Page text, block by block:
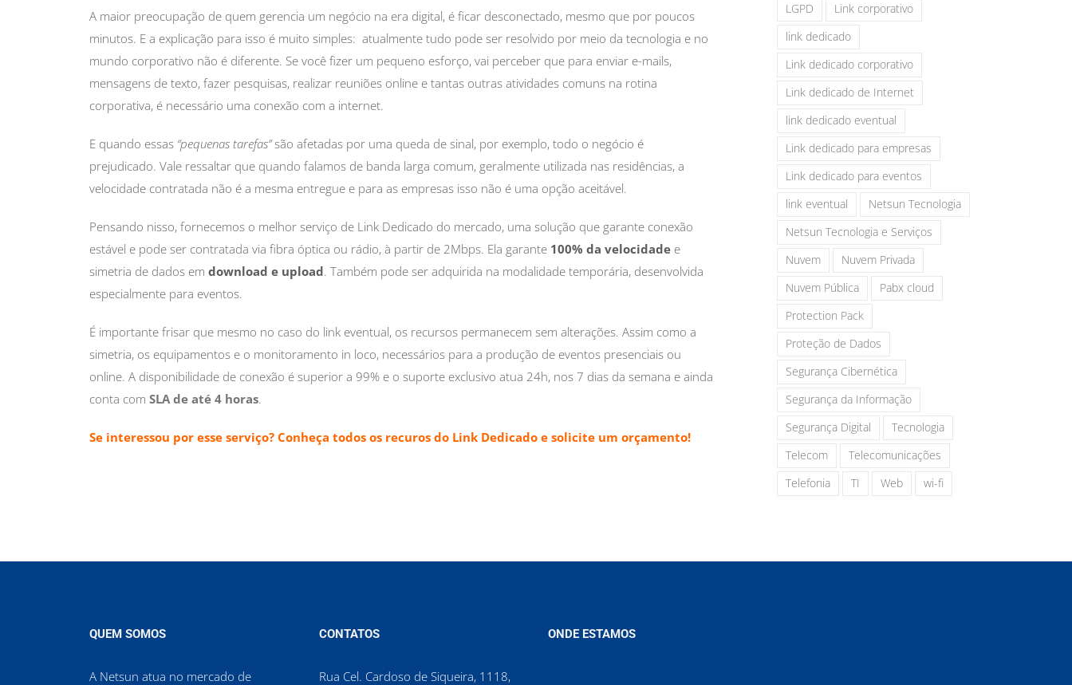
A maior preocupação de quem gerencia um negócio na era digital, é ficar desconectado, mesmo que por poucos
minutos. E a explicação para isso é muito simples: atualmente tudo pode ser resolvido por meio da tecnologia e no
mundo corporativo não é diferente. Se você fizer um pequeno esforço, vai perceber que para enviar e-mails,
mensagens de texto, fazer pesquisas, realizar reuniões online e tantas outras atividades comuns na rotina
corporativa, é necessário uma conexão com a internet.
E quando essas “pequenas tarefas”são afetadas por uma queda de sinal, por exemplo, todo o negócio é
prejudicado. Vale ressaltar que quando falamos de banda larga comum, geralmente utilizada nas residências, a
velocidade contratada não é a mesma entregue e para as empresas isso não é uma opção aceitável.
Pensando nisso, fornecemos o melhor serviço de Link Dedicado do mercado, uma solução que garante conexão
estável e pode ser contratada via fibra óptica ou rádio, à partir de 2Mbps. Ela garante 100% da velocidade e
simetria de dados em download e upload. Também pode ser adquirida na modalidade temporária, desenvolvida
especialmente para eventos.
É importante frisar que mesmo no caso do link eventual, os recursos permanecem sem alterações. Assim como a
simetria, os equipamentos e o monitoramento in loco, necessários para a produção de eventos presenciais ou
online. A disponibilidade de conexão é superior a 99% e o suporte exclusivo atua 24h, nos 7 dias da semana e ainda
conta com SLA de até 4 horas.
Se interessou por esse serviço? Conheça todos os recuros do Link Dedicado e solicite um orçamento!
LGPD
Link corporativo
link dedicado
Link dedicado corporativo
Link dedicado de Internet
link dedicado eventual
Link dedicado para empresas
Link dedicado para eventos
link eventual
Netsun Tecnologia
Netsun Tecnologia e Serviços
Nuvem
Nuvem Privada
Nuvem Pública
Pabx cloud
Protection Pack
Proteção de Dados
Segurança Cibernética
Segurança da Informação
Segurança Digital
Tecnologia
Telecom
Telecomunicações
Telefonia
TI Web wi-fi
QUEM SOMOS
A Netsun atua no mercado de
CONTATOS
Rua Cel. Cardoso de Siqueira, 1118,
ONDE ESTAMOS